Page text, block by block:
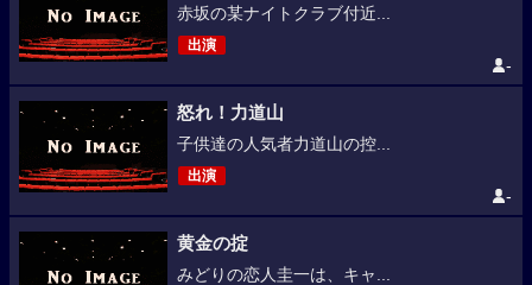
赤坂の某ナイトクラブ付近...
出演
-
怒れ！力道山
子供達の人気者力道山の控...
出演
-
黄金の掟
みどりの恋人圭一は、キャ...